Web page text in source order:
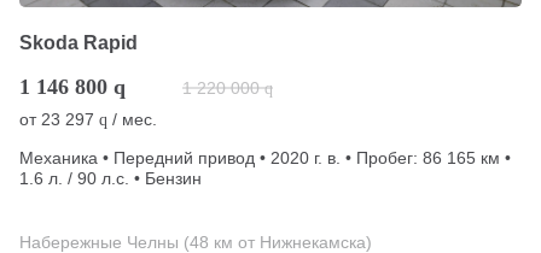
Skoda Rapid
1 146 800 q 1 220 000 q
от 23 297 q / мес.
Механика • Передний привод • 2020 г. в. • Пробег: 86 165 км •
1.6 л. / 90 л.с. • Бензин
Набережные Челны (48 км от Нижнекамска)